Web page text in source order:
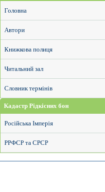
Головна
Автори
Книжкова полиця
Читальний зал
Словник термінів
Кадастр Рідкісних бон
Російська Імперія
РРФСР та СРСР